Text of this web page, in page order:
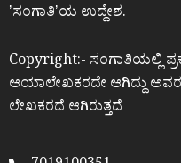
ʼಸಂಗಾತಿʼಯ ಉದ್ದೇಶ.
Copyright:- ಸಂಗಾತಿಯಲ್ಲಿ
ಆಯಾಲೇಖಕರದೇ ಆಗಿದ್ದು
ಲೇಖಕರದೆ ಆಗಿರುತ್ತದೆ